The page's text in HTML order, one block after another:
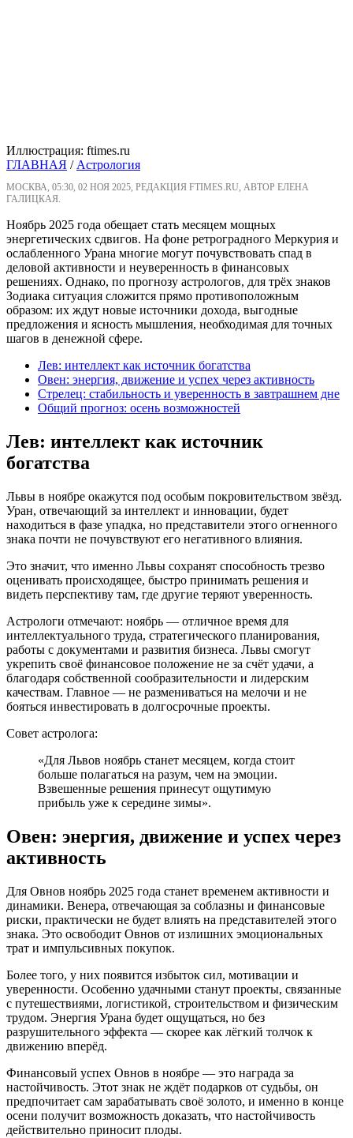
Иллюстрация: ftimes.ru
ГЛАВНАЯ /Астрология
МОСКВА, 05:30, 02 НОЯ 2025, РЕДАКЦИЯ FTIMES.RU, АВТОР ЕЛЕНА
ГАЛИЦКАЯ.
Ноябрь 2025 года обещает стать месяцем мощных
энергетических сдвигов. На фоне ретроградного Меркурия и
ослабленного Урана многие могут почувствовать спад в
деловой активности и неуверенность в финансовых
решениях. Однако, по прогнозу астрологов, для трёх знаков
Зодиака ситуация сложится прямо противоположным
образом: их ждут новые источники дохода, выгодные
предложения и ясность мышления, необходимая для точных
шагов в денежной сфере.
Лев: интеллект как источник богатства
Овен: энергия, движение и успех через активность
Стрелец: стабильность и уверенность в завтрашнем дне
Общий прогноз: осень возможностей
Лев: интеллект как источник
богатства
Львы в ноябре окажутся под особым покровительством звёзд.
Уран, отвечающий за интеллект и инновации, будет
находиться в фазе упадка, но представители этого огненного
знака почти не почувствуют его негативного влияния.
Это значит, что именно Львы сохранят способность трезво
оценивать происходящее, быстро принимать решения и
видеть перспективу там, где другие теряют уверенность.
Астрологи отмечают: ноябрь — отличное время для
интеллектуального труда, стратегического планирования,
работы с документами и развития бизнеса. Львы смогут
укрепить своё финансовое положение не за счёт удачи, а
благодаря собственной сообразительности и лидерским
качествам. Главное — не размениваться на мелочи и не
бояться инвестировать в долгосрочные проекты.
Совет астролога:
«Для Львов ноябрь станет месяцем, когда стоит
больше полагаться на разум, чем на эмоции.
Взвешенные решения принесут ощутимую
прибыль уже к середине зимы».
Овен: энергия, движение и успех через
активность
Для Овнов ноябрь 2025 года станет временем активности и
динамики. Венера, отвечающая за соблазны и финансовые
риски, практически не будет влиять на представителей этого
знака. Это освободит Овнов от излишних эмоциональных
трат и импульсивных покупок.
Более того, у них появится избыток сил, мотивации и
уверенности. Особенно удачными станут проекты, связанные
с путешествиями, логистикой, строительством и физическим
трудом. Энергия Урана будет ощущаться, но без
разрушительного эффекта — скорее как лёгкий толчок к
движению вперёд.
Финансовый успех Овнов в ноябре — это награда за
настойчивость. Этот знак не ждёт подарков от судьбы, он
предпочитает сам зарабатывать своё золото, и именно в конце
осени получит возможность доказать, что настойчивость
действительно приносит плоды.